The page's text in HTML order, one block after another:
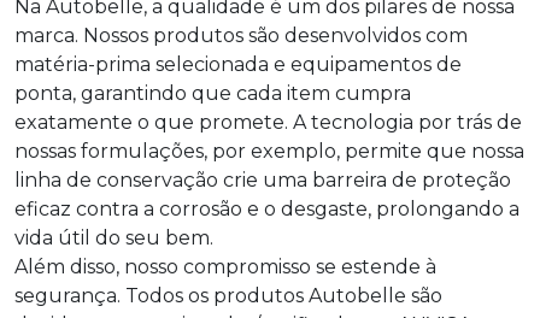
Na Autobelle, a qualidade é um dos pilares de nossa
marca. Nossos produtos são desenvolvidos com
matéria-prima selecionada e equipamentos de
ponta, garantindo que cada item cumpra
exatamente o que promete. A tecnologia por trás de
nossas formulações, por exemplo, permite que nossa
linha de conservação crie uma barreira de proteção
eficaz contra a corrosão e o desgaste, prolongando a
vida útil do seu bem.
Além disso, nosso compromisso se estende à
segurança. Todos os produtos Autobelle são